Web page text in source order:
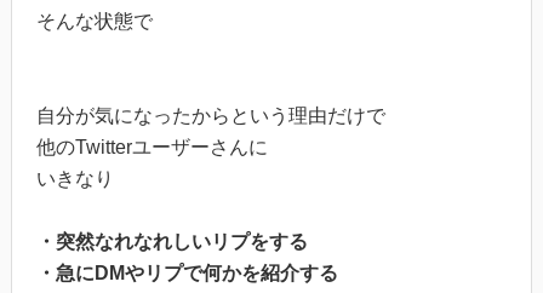
そんな状態で
自分が気になったからという理由だけで
他のTwitterユーザーさんに
いきなり
・突然なれなれしいリプをする
・急にDMやリプで何かを紹介する